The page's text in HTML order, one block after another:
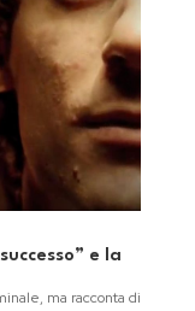
e la
ma racconta di